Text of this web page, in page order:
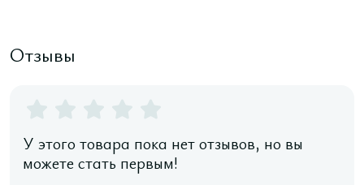
Отзывы
У этого товара пока нет отзывов, но вы
можете стать первым!